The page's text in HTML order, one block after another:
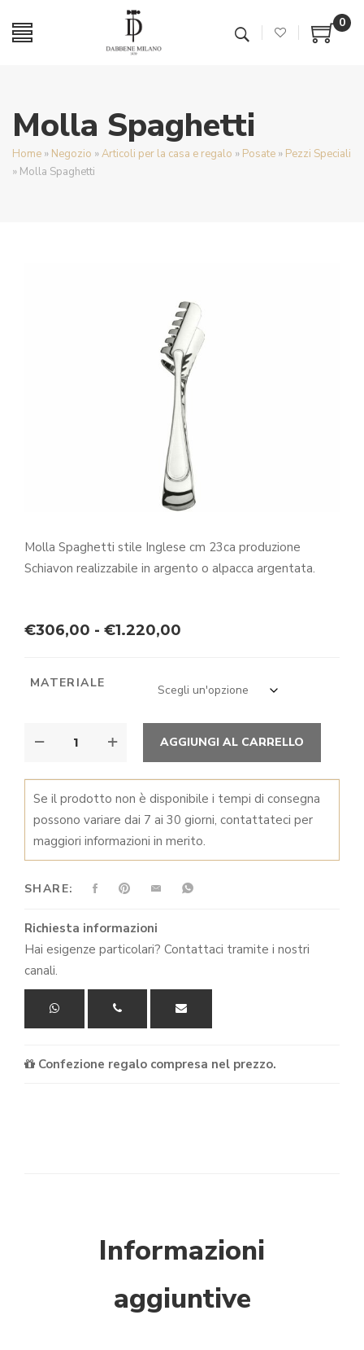
0
Molla Spaghetti
Home » Negozio »Articoli per la casa e regalo » Posate » Pezzi Speciali
» Molla Spaghetti
Molla Spaghetti stile Inglese cm 23ca produzione
Schiavon realizzabile in argento o alpacca argentata.
€306,00 - €1.220,00
€1.220,00
MATERIALE
SPAGHETTI
AGGIUNGI AL CARRELLO
Se il prodotto non è disponibile i tempi di consegna
possono variare dai 7 ai 30 giorni, contattateci per
maggiori informazioni in merito.
SHARE:
Richiesta informazioni
Hai esigenze particolari? Contattaci tramite i nostri
canali.
Confezione regalo compresa nel prezzo.
Informazioni
aggiuntive